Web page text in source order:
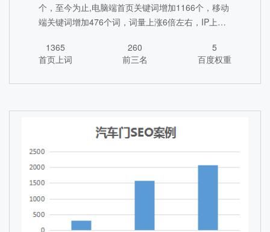
个，至今为止,电脑端首页关键词增加1166个，移动
端关键词增加476个词，词量上涨6倍左右，IP上涨5
1365
首页上词
260
前三名
5
百度权重